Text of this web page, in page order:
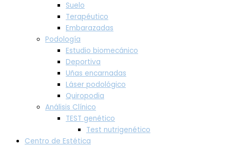
Suelo
Terapéutico
Embarazadas
Podología
Estudio biomecánico
Deportiva
Uñas encarnadas
Láser podológico
Quiropodia
Análisis Clínico
TEST genético
Test nutrigenético
Centro de Estética